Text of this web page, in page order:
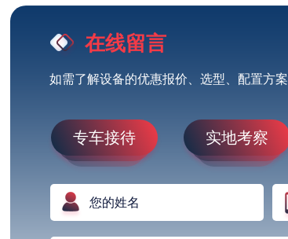
在线留言
如需了解设备的优惠报价、选型、配置方
专车接待 实地考察